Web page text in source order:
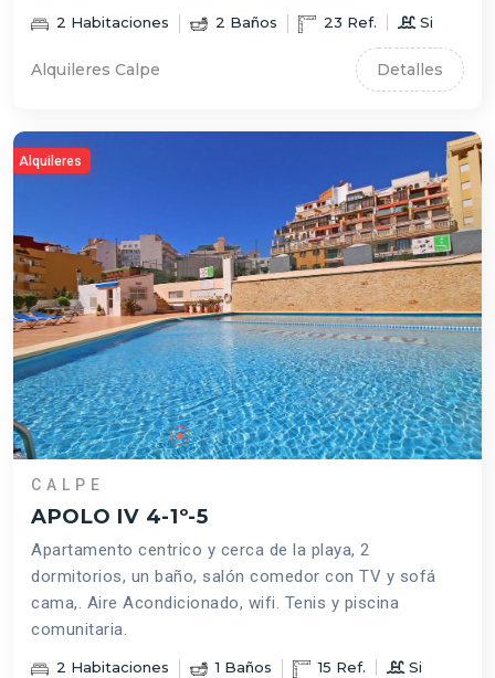
2 Habitaciones 2 Baños 23 Ref. Si
Alquileres Calpe Detalles
Alquileres
CALPE
APOLO IV 4-1º-5
Apartamento centrico y cerca de la playa, 2
dormitorios, un baño, salón comedor con TV y sofá
cama,. Aire Acondicionado, wifi. Tenis y piscina
comunitaria.
2 Habitaciones 1 Baños 15 Ref. Si